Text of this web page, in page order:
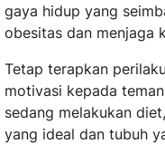
gaya hidup yang
obesitas dan menjaga
Tetap terapkan
motivasi kepada
sedang melakukan
yang ideal dan tubuh